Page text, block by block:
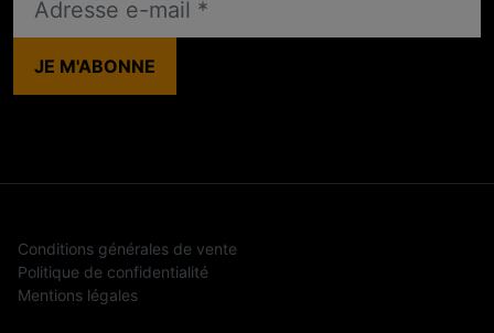
Conditions générales de vente
Politique de confidentialité
Mentions légales